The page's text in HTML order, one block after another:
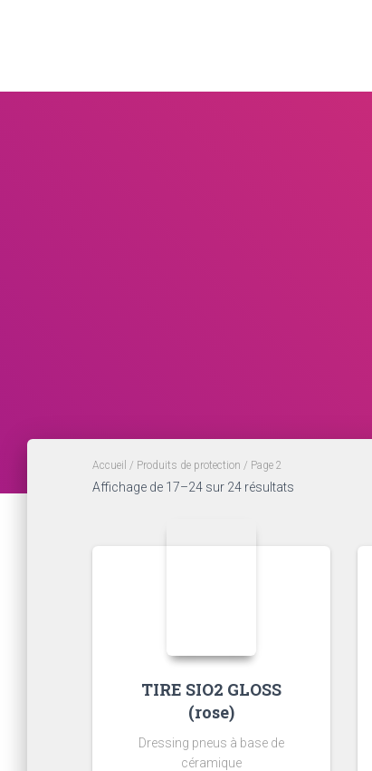
Accueil / Produits de protection / Page 2
Affichage de 17–24 sur 24 résultats
TIRE SIO2 GLOSS
(rose)
Dressing pneus à base de
céramique